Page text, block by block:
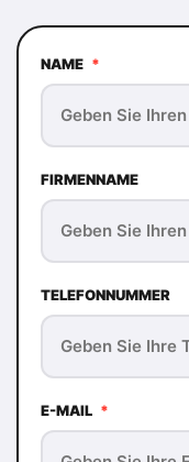
NAME *
FIRMENNAME
TELEFONNUMMER
E-MAIL *